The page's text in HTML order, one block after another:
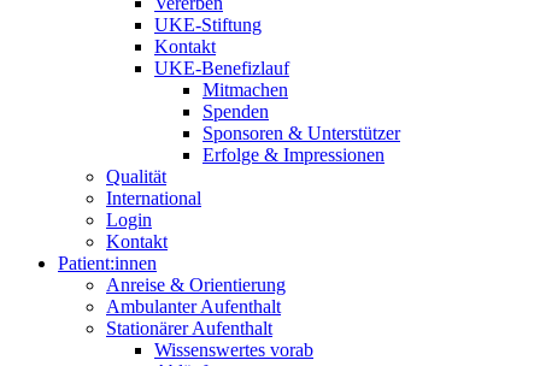
UKE-Stiftung
Kontakt
UKE-Benefizlauf
Mitmachen
Spenden
Sponsoren & Unterstützer
Erfolge & Impressionen
Qualität
International
Login
Kontakt
Patient:innen
Anreise & Orientierung
Ambulanter Aufenthalt
Stationärer Aufenthalt
Wissenswertes vorab